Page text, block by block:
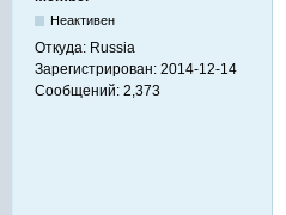
Неактивен
Откуда: Russia
Зарегистрирован: 2014-12-14
Сообщений: 2,373